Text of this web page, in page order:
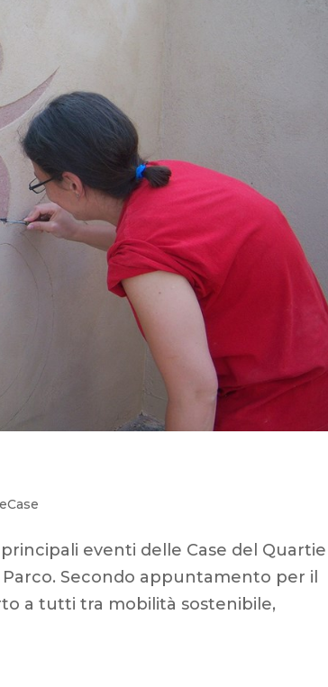
eventi delle Case del
Secondo appuntamento per il
a tutti tra mobilità sostenibile,